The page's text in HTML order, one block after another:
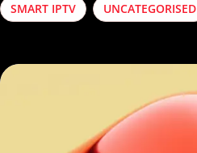
SMART IPTV UNCATEGORISED